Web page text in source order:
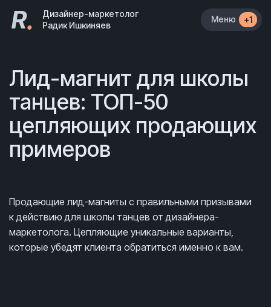
R.
Дизайнер-маркетолог
Радик Ишкиняев
Меню +1
Лид-магнит для школы
танцев: ТОП-50
цепляющих продающих
примеров
Продающие лид-магниты с правильными призывами
к действию для школы танцев от дизайнера-
маркетолога. Цепляющие уникальные варианты,
которые убедят клиента обратиться именно к вам.